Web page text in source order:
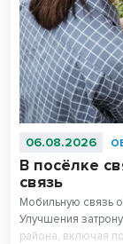
06.08.2026
В посёлке
связь
Мобильную связь
Улучшения
района, включая